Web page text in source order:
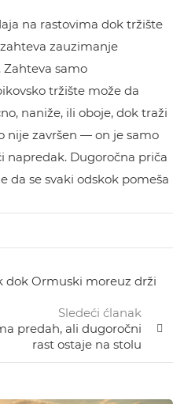
na rastovima dok tržište
zauzimanje
samo
tržište može da
naniže, ili oboje, dok traži
nije završen — on je samo
napredak. Dugoročna priča
da se svaki odskok pomeša
dok Ormuski moreuz drži
Sledeći ćlanak
predah, ali dugoročni
rast ostaje na stolu